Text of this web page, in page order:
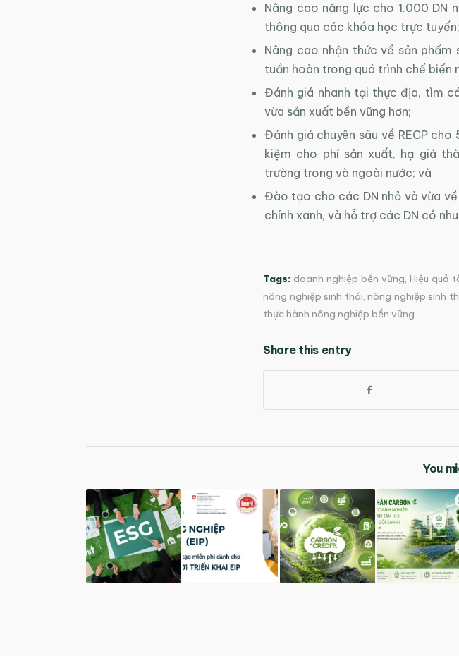
Nâng cao năng lực cho 1.000 DN
thông qua các khóa học trực tuyến;
Nâng cao nhận thức về sản
tuần hoàn trong quá trình chế biến
Đánh giá nhanh tại thực địa, tìm
vừa sản xuất bền vững hơn;
Đánh giá chuyên sâu về RECP
kiệm cho phí sản xuất, hạ giá
trường trong và ngoài nước; và
Đào tạo cho các DN nhỏ và vừa
chính xanh, và hỗ trợ các DN có
Tags: doanh nghiệp bền vững,Hiệu quả
nông nghiệp sinh thái, nông nghiệp sinh
thực hành nông nghiệp bền vững
Share this entry
You